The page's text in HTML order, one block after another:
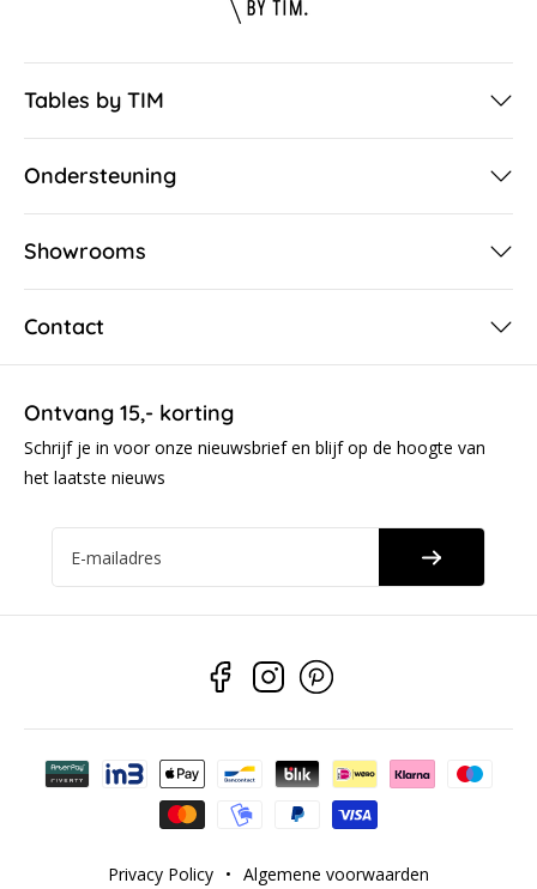
Tables by TIM
Ondersteuning
Showrooms
Contact
Ontvang 15,- korting
Schrijf je in voor onze nieuwsbrief en blijf op de hoogte van
het laatste nieuws
E-mailadres
Privacy Policy • Algemene voorwaarden